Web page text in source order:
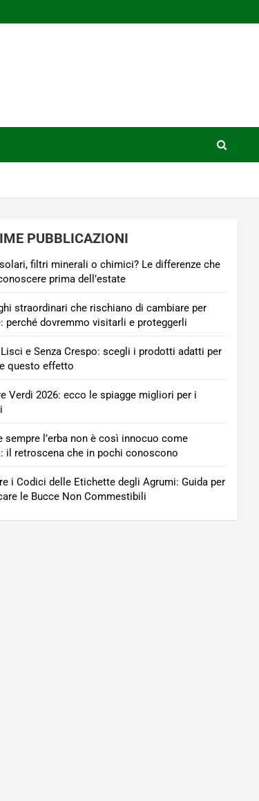
PUBBLICAZIONI
filtri minerali o chimici? Le differenze che
prima dell’estate
straordinari che rischiano di cambiare per
perché dovremmo visitarli e proteggerli
e Senza Crespo: scegli i prodotti adatti per
questo effetto
Verdi 2026: ecco le spiagge migliori per i
sempre l’erba non è così innocuo come
il retroscena che in pochi conoscono
i Codici delle Etichette degli Agrumi: Guida per
le Bucce Non Commestibili